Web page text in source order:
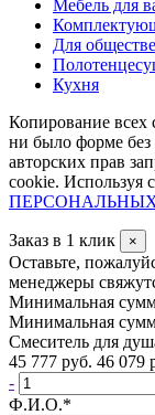
Мебель для
Для
Кухня
Копирование всех
ни было форме без
авторских прав
cookie. Используя
Заказ в 1 клик ×
Оставьте,
менеджеры
Минимальная
Минимальная
Смеситель для
45 777 руб. 46 079
-
Ф.И.О.*